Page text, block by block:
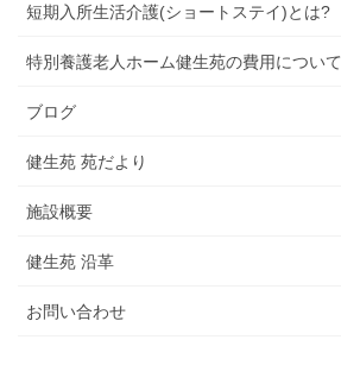
短期入所生活介護(ショートステイ)とは?
特別養護老人ホーム健生苑の費用について
ブログ
健生苑 苑だより
施設概要
健生苑 沿革
お問い合わせ